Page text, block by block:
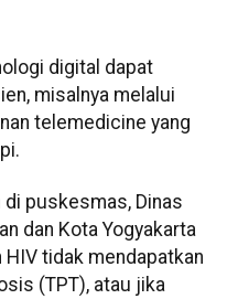
digital dapat
misalnya melalui
telemedicine yang
puskesmas, Dinas
dan Kota Yogyakarta
tidak mendapatkan
(TPT), atau jika